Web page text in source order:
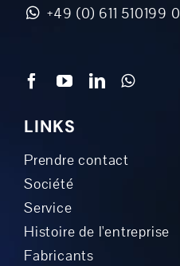
+49 (0) 611 510199 0
LINKS
Prendre contact
Société
Service
Histoire de l'entreprise
Fabricants